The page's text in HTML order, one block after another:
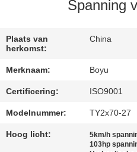
VERZOEK
OM EEN
CITAAT
Spanning
Plaats van
herkomst:
China
Merknaam: Boyu
Certificering: ISO9001
Modelnummer: TY2x70-27
Hoog licht: 5km/h
103hp